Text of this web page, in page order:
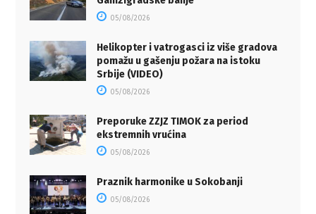
05/08/2026
Helikopter i vatrogasci iz više gradova
pomažu u gašenju požara na istoku
Srbije (VIDEO)
05/08/2026
Preporuke ZZJZ TIMOK za period
ekstremnih vrućina
05/08/2026
Praznik harmonike u Sokobanji
05/08/2026